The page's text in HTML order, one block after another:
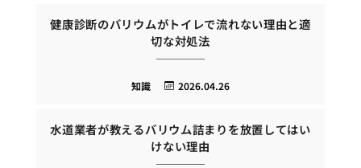
健康診断のバリウムがトイレで流れない理由と適
切な対処法
2026.04.26
知識
水道業者が教えるバリウム詰まりを放置してはい
けない理由